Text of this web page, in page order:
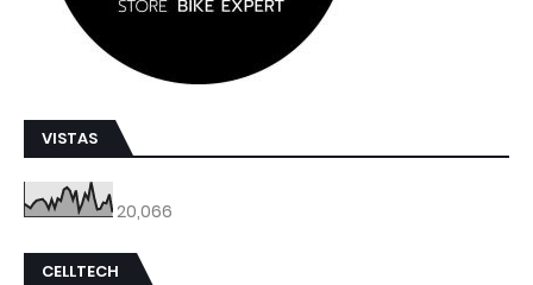
VISTAS
20,066
CELLTECH